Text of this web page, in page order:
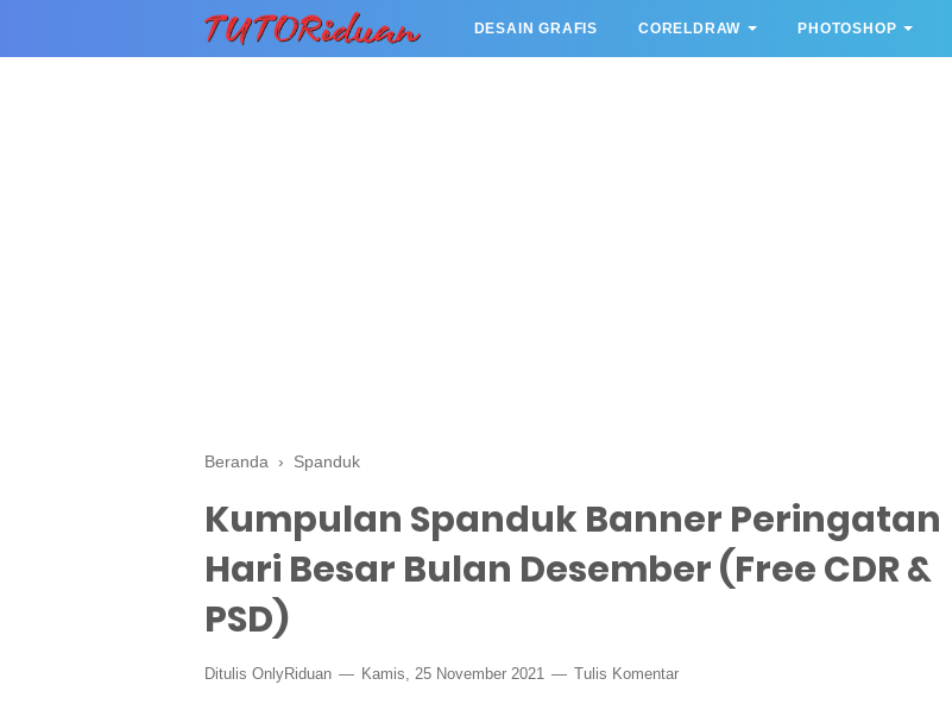
DESAIN GRAFIS CORELDRAW PHOTOSHOP
Beranda › Spanduk
Kumpulan Spanduk Banner Peringatan
Hari Besar Bulan Desember (Free CDR &
PSD)
Ditulis OnlyRiduan Kamis, 25 November 2021 Tulis Komentar